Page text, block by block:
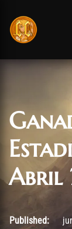
Abril
junio 15, 2022
Published: